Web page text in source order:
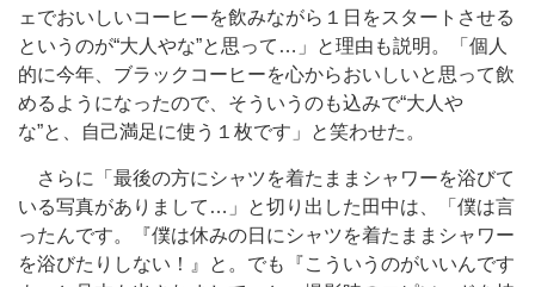
ェでおいしいコーヒーを飲みながら１日をスタートさせる
というのが“大人やな”と思って…」と理由も説明。「個人
的に今年、ブラックコーヒーを心からおいしいと思って飲
めるようになったので、そういうのも込みで“大人や
な”と、自己満足に使う１枚です」と笑わせた。
さらに「最後の方にシャツを着たままシャワーを浴びて
いる写真がありまして…」と切り出した田中は、「僕は言
ったんです。『僕は休みの日にシャツを着たままシャワー
を浴びたりしない！』と。でも『こういうのがいいんです